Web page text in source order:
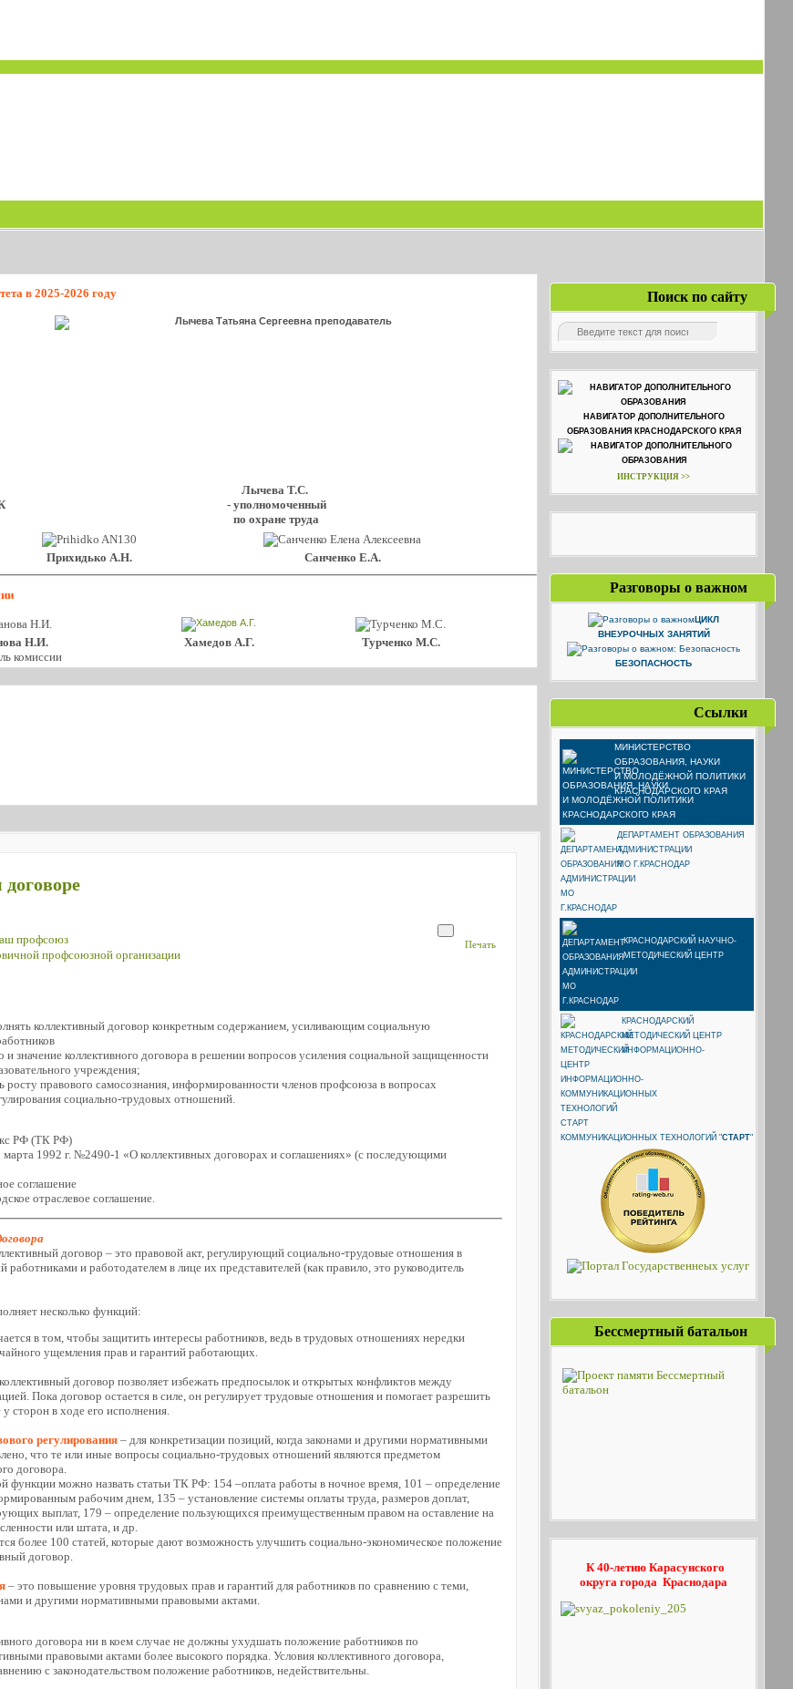
в 2025-2026 году
Лычева Т.С.
- уполномоченный
по охране труда
Прихидько А.Н. Санченко Е.А.
Н.И.
комиссии
Хамедов А.Г. Турченко М.С.
Печать
профсоюз
профсоюзной организации
коллективный договор конкретным содержанием, усиливающим социальную
и значение коллективного договора в решении вопросов усиления социальной защищенности
учреждения;
росту правового самосознания, информированности членов профсоюза в вопросах
социально-трудовых отношений.
РФ (ТК РФ)
марта 1992 г. №2490-1 «О коллективных договорах и соглашениях» (с последующими
соглашение
отраслевое соглашение.
договор – это правовой акт, регулирующий социально-трудовые отношения в
работниками и работодателем в лице их представителей (как правило, это руководитель
несколько функций:
в том, чтобы защитить интересы работников, ведь в трудовых отношениях нередки
ущемления прав и гарантий работающих.
коллективный договор позволяет избежать предпосылок и открытых конфликтов между
Пока договор остается в силе, он регулирует трудовые отношения и помогает разрешить
сторон в ходе его исполнения.
регулирования– для конкретизации позиций, когда законами и другими нормативными
что те или иные вопросы социально-трудовых отношений являются предметом
договора.
функции можно назвать статьи ТК РФ: 154 –оплата работы в ночное время, 101 – определение
рабочим днем, 135 – установление системы оплаты труда, размеров доплат,
выплат, 179 – определение пользующихся преимущественным правом на оставление на
или штата, и др.
более 100 статей, которые дают возможность улучшить социально-экономическое положение
договор.
– это повышение уровня трудовых прав и гарантий для работников по сравнению с теми,
и другими нормативными правовыми актами.
договора ни в коем случае не должны ухудшать положение работников по
правовыми актами более высокого порядка. Условия коллективного договора,
с законодательством положение работников, недействительны.
Поиск по сайту
НАВИГАТОР ДОПОЛНИТЕЛЬНОГО
ОБРАЗОВАНИЯ КРАСНОДАРСКОГО КРАЯ
ИНСТРУКЦИЯ >>
Разговоры о важном
ЦИКЛ
ВНЕУРОЧНЫХ ЗАНЯТИЙ
БЕЗОПАСНОСТЬ
Ссылки
МИНИСТЕРСТВО
ОБРАЗОВАНИЯ, НАУКИ
И МОЛОДЁЖНОЙ ПОЛИТИКИ
КРАСНОДАРСКОГО КРАЯ
ДЕПАРТАМЕНТ ОБРАЗОВАНИЯ
АДМИНИСТРАЦИИ
МО Г.КРАСНОДАР
КРАСНОДАРСКИЙ НАУЧНО-
МЕТОДИЧЕСКИЙ ЦЕНТР
КРАСНОДАРСКИЙ
МЕТОДИЧЕСКИЙ ЦЕНТР
ИНФОРМАЦИОННО-
КОММУНИКАЦИОННЫХ ТЕХНОЛОГИЙ "СТАРТ"
Бессмертный батальон
К 40-летию Карасунского
округа города Краснодара